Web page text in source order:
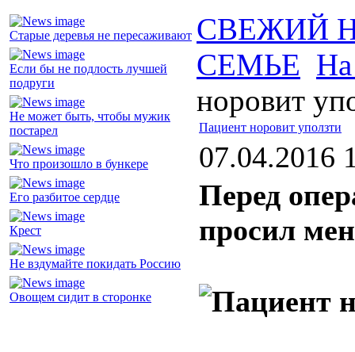
Старые деревья не пересаживают
Если бы не подлость лучшей
подруги
Не может быть, чтобы мужик
постарел
Что произошло в бункере
Его разбитое сердце
Крест
Не вздумайте покидать Россию
Овощем сидит в сторонке
СВЕЖИЙ
СЕМЬЕ На
норовит
Пациент норовит уползти
07.04.2016
Перед
просил